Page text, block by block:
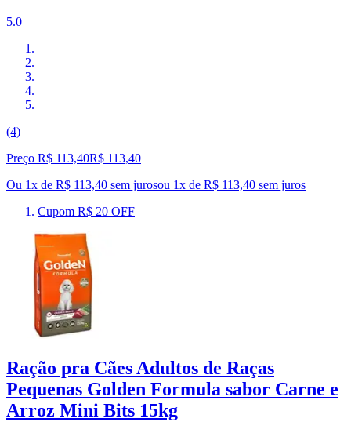
5.0
(4)
Preço R$ 113,40R$ 113,40
Ou 1x de R$ 113,40 sem jurosou 1x de R$ 113,40 sem juros
Cupom R$ 20 OFF
Ração pra Cães Adultos de Raças
Pequenas Golden Formula sabor Carne e
Arroz Mini Bits 15kg